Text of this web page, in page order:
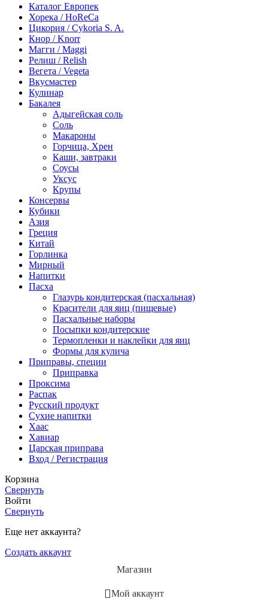
Каталог Европек
Хорека / HoReCa
Цикория / Cykoria S. A.
Кнор / Knorr
Магги / Maggi
Релиш / Relish
Вегета / Vegeta
Вкусмастер
Кулинар
Бакалея
Адыгейская соль
Соль
Макароны
Горчица, Хрен
Каши, завтраки
Соусы
Уксус
Крупы
Консервы
Кубики
Азия
Греция
Китай
Горлинка
Мирный
Напитки
Пасха
Глазурь кондитерская (пасхальная)
Красители для яиц (пищевые)
Пасхальные наборы
Посыпки кондитерские
Термопленки и наклейки для яиц
Формы для кулича
Приправы, специи
Приправка
Проксима
Распак
Русский продукт
Сухие напитки
Хаас
Хавиар
Царская приправа
Вход / Регистрация
Корзина
Свернуть
Войти
Свернуть
Еще нет аккаунта?
Создать аккаунт
Магазин
Мой аккаунт